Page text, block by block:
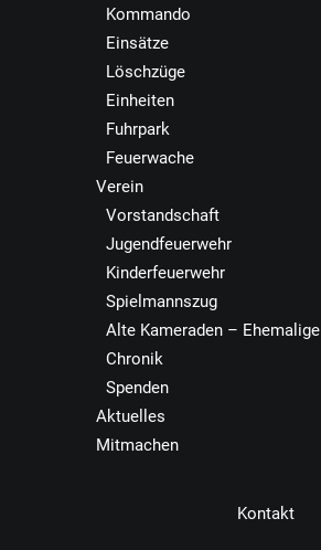
Kommando
Einsätze
Löschzüge
Einheiten
Fuhrpark
Feuerwache
Verein
Vorstandschaft
Jugendfeuerwehr
Kinderfeuerwehr
Spielmannszug
Alte Kameraden – Ehemalige
Chronik
Spenden
Aktuelles
Mitmachen
Kontakt